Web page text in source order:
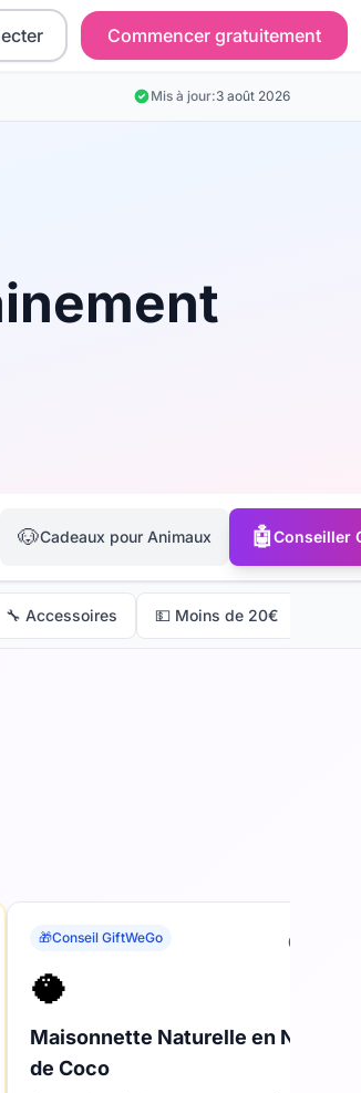
Commencer gratuitement
Mis à jour:3 août 2026
🐶Cadeaux pour Animaux 🤖Conseiller
🔧 Accessoires 💵 Moins de 20€
0
🎁Conseil GiftWeGo
🥥
Maisonnette Naturelle en Noix
de Coco